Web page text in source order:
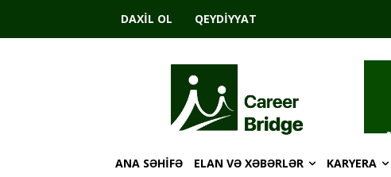
DAXIL OL QEYDIYYAT
ANA SƏHIFƏ ELAN VƏ XƏBƏRLƏR KARYERA